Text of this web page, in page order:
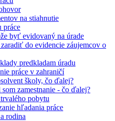
na stiahnutie
práce
byť evidovaný na úrade
do evidencie záujemcov o
predkladam úradu
práce v zahraničí
školy, čo ďalej?
zamestnanie - čo ďalej?
pobytu
hľadania práce
rodina